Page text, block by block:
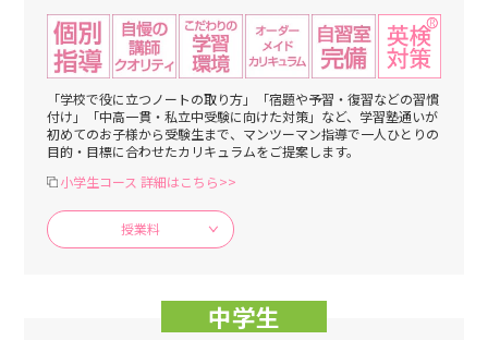
「学校で役に立つノートの取り方」「宿題や予習・復習などの習慣
付け」「中高一貫・私立中受験に向けた対策」など、学習塾通いが
初めてのお子様から受験生まで、マンツーマン指導で一人ひとりの
目的・目標に合わせたカリキュラムをご提案します。
小学生コース 詳細はこちら>>
授業料
中学生